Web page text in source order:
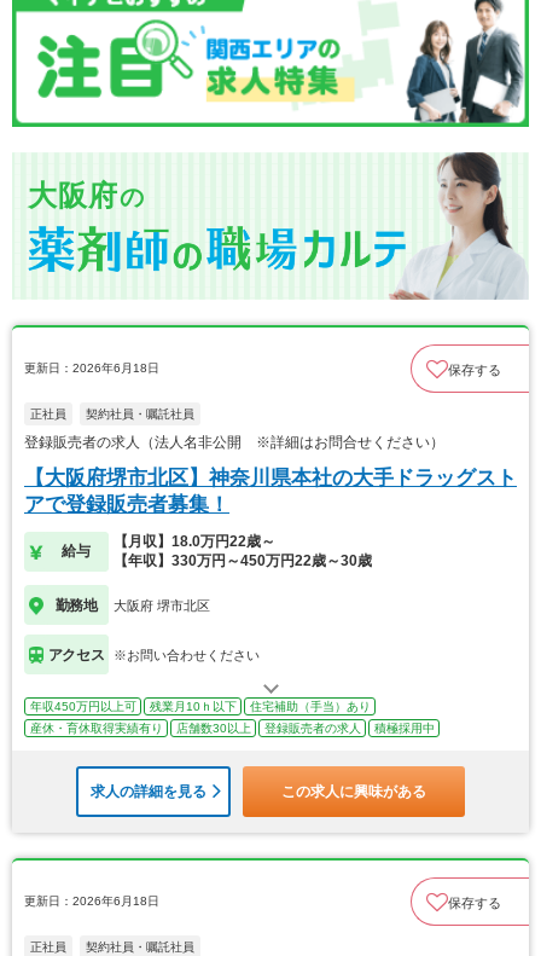
大阪府の
更新日：2026年6月18日 保存する
正社員 契約社員・嘱託社員
登録販売者の求人（法人名非公開 ※詳細はお問合せください）
【大阪府堺市北区】神奈川県本社の大手ドラッグスト
アで登録販売者募集！
給与
【月収】18.0万円22歳～
【年収】330万円～450万円22歳～30歳
勤務地 大阪府 堺市北区
アクセス ※お問い合わせください
年収450万円以上可 残業月10ｈ以下
住宅補助（手当）あり
産休・育休取得実績有り
店舗数30以上 登録販売者の求人 積極採用中
求人の詳細を見る この求人に興味がある
更新日：2026年6月18日 保存する
正社員 契約社員・嘱託社員